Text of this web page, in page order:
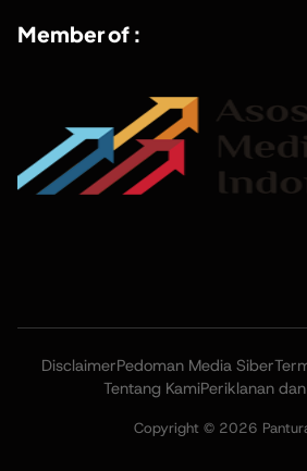
Member of :
DisclaimerPedoman Media Siber
Tentang KamiPeriklanan
Copyright © 2026